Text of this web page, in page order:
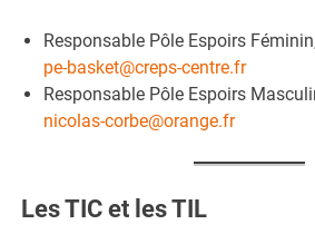
Responsable Pôle Espoirs
pe-basket@creps-centre.fr
Responsable Pôle Espoirs
nicolas-corbe@orange.fr
Les TIC et les TIL